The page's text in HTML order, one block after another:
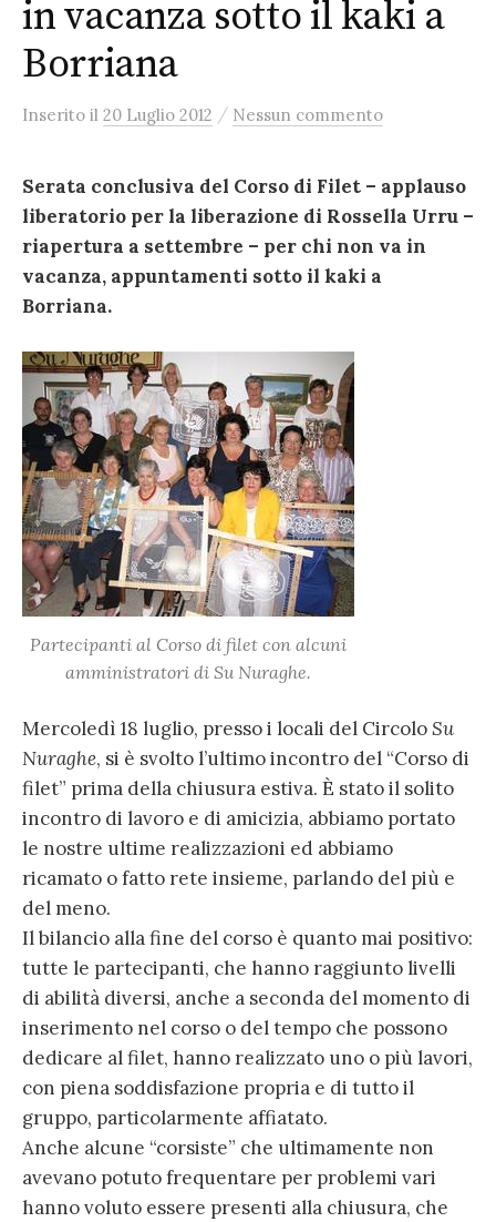
in vacanza sotto il kaki a
Borriana
Inserito il 20 Luglio 2012 / Nessun commento
Serata conclusiva del Corso di Filet – applauso
liberatorio per la liberazione di Rossella Urru –
riapertura a settembre – per chi non va in
vacanza, appuntamenti sotto il kaki a
Borriana.
Partecipanti al Corso di filet con alcuni
amministratori di Su Nuraghe.
Mercoledì 18 luglio, presso i locali del CircoloSu
Nuraghe, si è svolto l’ultimo incontro del “Corso di
filet” prima della chiusura estiva. È stato il solito
incontro di lavoro e di amicizia, abbiamo portato
le nostre ultime realizzazioni ed abbiamo
ricamato o fatto rete insieme, parlando del più e
del meno.
Il bilancio alla fine del corso è quanto mai positivo:
tutte le partecipanti, che hanno raggiunto livelli
di abilità diversi, anche a seconda del momento di
inserimento nel corso o del tempo che possono
dedicare al filet, hanno realizzato uno o più lavori,
con piena soddisfazione propria e di tutto il
gruppo, particolarmente affiatato.
Anche alcune “corsiste” che ultimamente non
avevano potuto frequentare per problemi vari
hanno voluto essere presenti alla chiusura, che